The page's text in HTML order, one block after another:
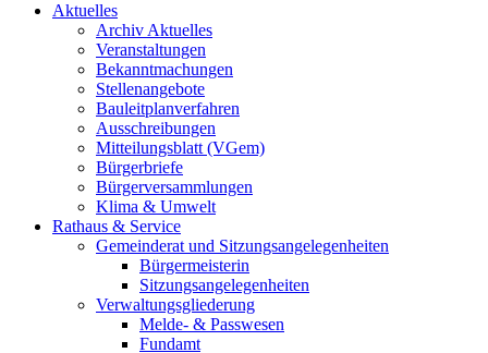
Aktuelles
Archiv Aktuelles
Veranstaltungen
Bekanntmachungen
Stellenangebote
Bauleitplanverfahren
Ausschreibungen
Mitteilungsblatt (VGem)
Bürgerbriefe
Bürgerversammlungen
Klima & Umwelt
Rathaus & Service
Gemeinderat und Sitzungsangelegenheiten
Bürgermeisterin
Sitzungsangelegenheiten
Verwaltungsgliederung
Melde- & Passwesen
Fundamt